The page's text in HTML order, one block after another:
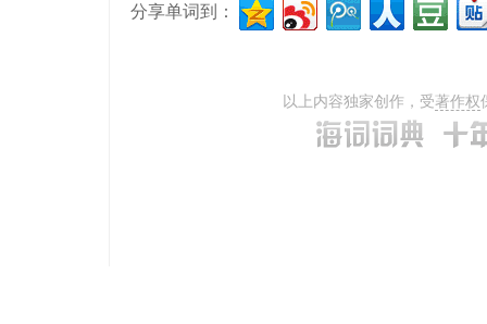
分享单词到：
以上内容独家创作，受著作权